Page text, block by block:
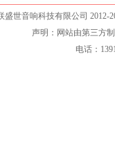
盛世音响科技有限公司 2012-
声明：网站由第三方
电话：